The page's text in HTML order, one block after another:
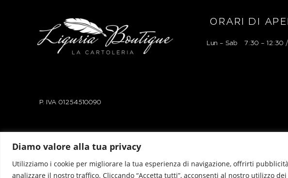
Diamo valore alla tua privacy
Utilizziamo i cookie per migliorare la tua esperienza di navigazione, offrirti
analizzare il nostro traffico. Cliccando “Accetta tutti”, acconsenti al nostro utilizzo dei
P. IVA 01254510090
ORARI DI
Lun – Sab 7:30 – 12:30 /